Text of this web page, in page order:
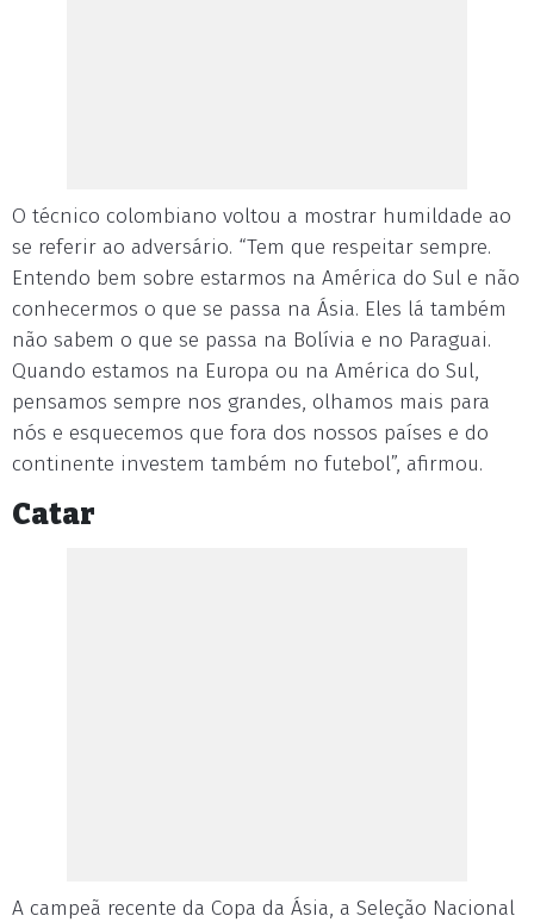
O técnico colombiano voltou a mostrar humildade ao
se referir ao adversário. “Tem que respeitar sempre.
Entendo bem sobre estarmos na América do Sul e não
conhecermos o que se passa na Ásia. Eles lá também
não sabem o que se passa na Bolívia e no Paraguai.
Quando estamos na Europa ou na América do Sul,
pensamos sempre nos grandes, olhamos mais para
nós e esquecemos que fora dos nossos países e do
continente investem também no futebol”, afirmou.
Catar
A campeã recente da Copa da Ásia, a Seleção Nacional